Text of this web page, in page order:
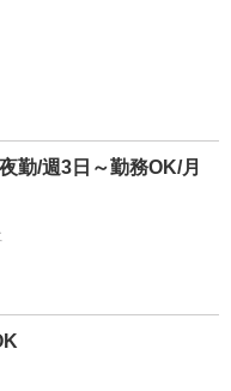
勤/週3日～勤務OK/月